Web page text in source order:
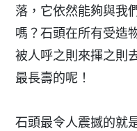
落，它依然能夠與我
嗎？石頭在所有受造
被人呼之則來揮之則
最長壽的呢！
石頭最令人震撼的就